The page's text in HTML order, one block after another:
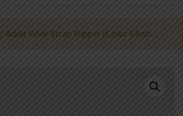
/ Adult Wide Strap Slipper |Color Blush